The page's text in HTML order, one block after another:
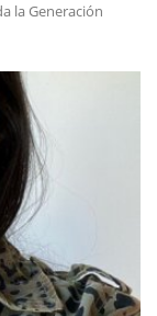
la Generación